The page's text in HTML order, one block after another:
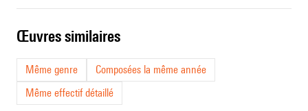
œuvres similaires
Même genre
Composées la même année
Même effectif détaillé